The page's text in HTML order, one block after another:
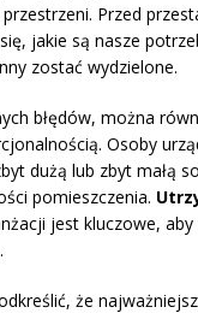
Przed
jakie są nasze
zostać wydzielone.
błędów, można
Osoby
dużą lub zbyt małą
pomieszczenia.
jest kluczowe, aby
że